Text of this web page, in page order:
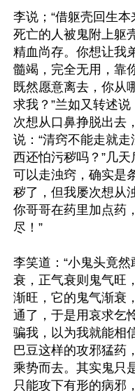
李说；“借躯壳回生
死亡的人被鬼附上躯
精血尚存。你想让我
髓竭，完全无用，靠
既然愿意离去，你从
求我？”兰如又转述
次想从口鼻挣脱出去
说：“清窍不能走就
西还怕污秽吗？”几
可以走浊窍，确实是
秽了，但我屡次想从
你哥哥在药里加点药
尽！”
李笑道：“小鬼头竟
衰，正气衰则鬼气旺
渐旺，它的鬼气渐衰
通了，于是用哀求乞
骗我，以为我就能相
巴豆这样的攻邪猛药
乘势而去。其实鬼只
只能攻下有形的病邪